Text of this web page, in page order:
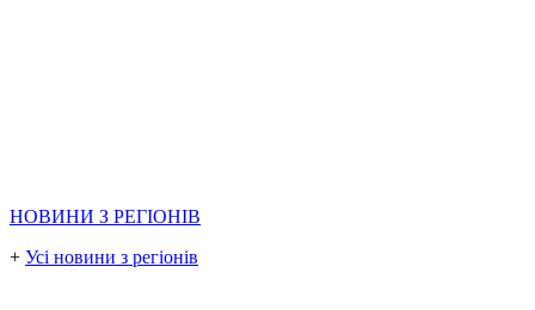
НОВИНИ З РЕГІОНІВ
+ Усі новини з регіонів